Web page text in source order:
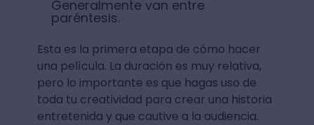
Generalmente van entre
paréntesis.
Esta es la primera etapa de cómo hacer
una película. La duración es muy relativa,
pero lo importante es que hagas uso de
toda tu creatividad para crear una historia
entretenida y que cautive a la audiencia.